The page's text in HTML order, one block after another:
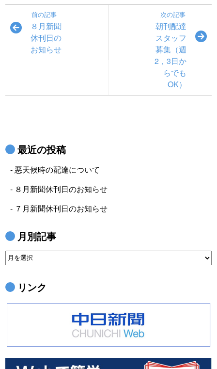
前の記事
８月新聞
休刊日の
お知らせ
次の記事
朝刊配達
スタッフ
募集（週
2，3日か
らでも
OK）
最近の投稿
悪天候時の配達について
８月新聞休刊日のお知らせ
７月新聞休刊日のお知らせ
月別記事
月
別
事
リンク